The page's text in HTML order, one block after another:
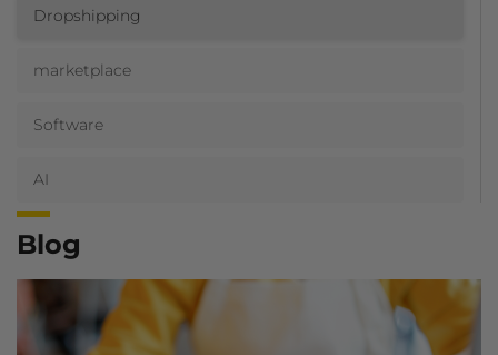
Dropshipping
marketplace
Software
AI
Blog